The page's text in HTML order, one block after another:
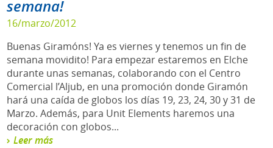
semana!
16/marzo/2012
Buenas Giramóns! Ya es viernes y tenemos un fin de
semana movidito! Para empezar estaremos en Elche
durante unas semanas, colaborando con el Centro
Comercial l’Aljub, en una promoción donde Giramón
hará una caída de globos los días 19, 23, 24, 30 y 31 de
Marzo. Además, para Unit Elements haremos una
decoración con globos...
Leer más